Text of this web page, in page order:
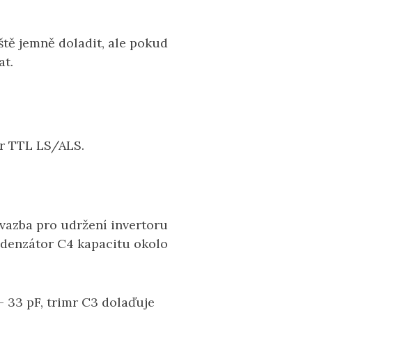
jemně doladit, ale pokud
TTL LS/ALS.
pro udržení invertoru
C4 kapacitu okolo
33 pF, trimr C3 dolaďuje